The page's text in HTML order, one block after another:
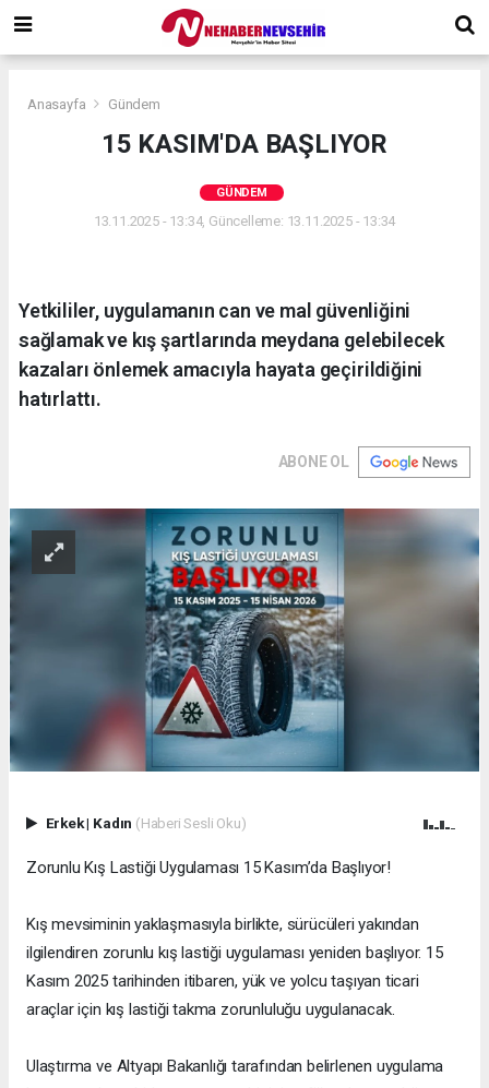
Anasayfa Gündem
15 KASIM'DA BAŞLIYOR
GÜNDEM
13.11.2025 - 13:34, Güncelleme: 13.11.2025 - 13:34
Yetkililer, uygulamanın can ve mal güvenliğini
sağlamak ve kış şartlarında meydana gelebilecek
kazaları önlemek amacıyla hayata geçirildiğini
hatırlattı.
ABONE OL
Erkek| Kadın (Haberi Sesli Oku)
Zorunlu Kış Lastiği Uygulaması 15 Kasım’da Başlıyor!
Kış mevsiminin yaklaşmasıyla birlikte, sürücüleri yakından
ilgilendiren zorunlu kış lastiği uygulaması yeniden başlıyor. 15
Kasım 2025 tarihinden itibaren, yük ve yolcu taşıyan ticari
araçlar için kış lastiği takma zorunluluğu uygulanacak.
Ulaştırma ve Altyapı Bakanlığı tarafından belirlenen uygulama